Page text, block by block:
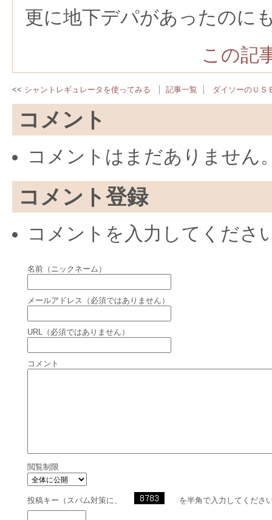
更に地下デパがあったのに
この記
シャントレギュレータを使ってみる 記事一覧 ダイソーのＵＳ
コメント
コメントはまだありません
コメント登録
コメントを入力してくださ
名前（ニックネーム）
メールアドレス（必須ではありません）
URL（必須ではありません）
コメント
閲覧制限
投稿キー（スパム対策に、 を半角で入力してくださ